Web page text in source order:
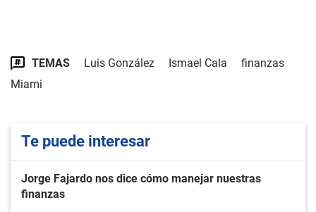
TEMAS Luis González Ismael Cala
finanzas
Miami
Te puede interesar
Jorge Fajardo nos dice cómo manejar nuestras
finanzas